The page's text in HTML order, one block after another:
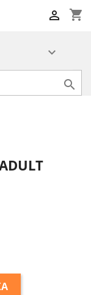
shopping_cart


